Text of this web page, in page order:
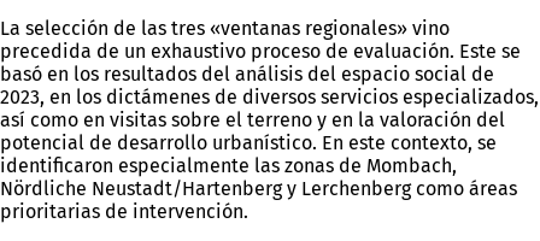
La selección de las tres «ventanas regionales» vino
precedida de un exhaustivo proceso de evaluación. Este se
basó en los resultados del análisis del espacio social de
2023, en los dictámenes de diversos servicios especializados,
así como en visitas sobre el terreno y en la valoración del
potencial de desarrollo urbanístico. En este contexto, se
identificaron especialmente las zonas de Mombach,
Nördliche Neustadt/Hartenberg y Lerchenberg como áreas
prioritarias de intervención.